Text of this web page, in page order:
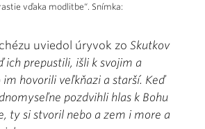
vďaka modlitbe“. Snímka:
uviedol úryvok zo Skutkov
ich prepustili, išli k svojim a
im hovorili veľkňazi a starší. Keď
pozdvihli hlas k Bohu
ty si stvoril nebo a zem i more a